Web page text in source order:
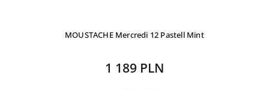
MOUSTACHE Mercredi 12 Pastell Mint
1 189 PLN